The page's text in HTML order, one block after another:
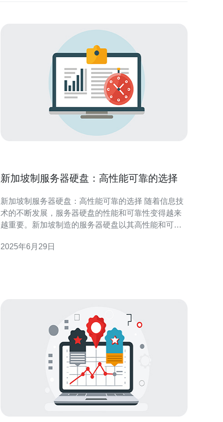
新加坡制服务器硬盘：高性能可靠的选择
新加坡制服务器硬盘：高性能可靠的选择 随着信息技
术的不断发展，服务器硬盘的性能和可靠性变得越来
越重要。新加坡制造的服务器硬盘以其高性能和可靠
有先进的技术和严格的质量控制标准，因此新加坡制
2025年6月29日